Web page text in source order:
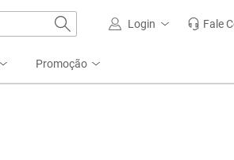
Login Fale
Promoção